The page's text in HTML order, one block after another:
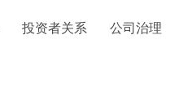
投资者关系 公司治理